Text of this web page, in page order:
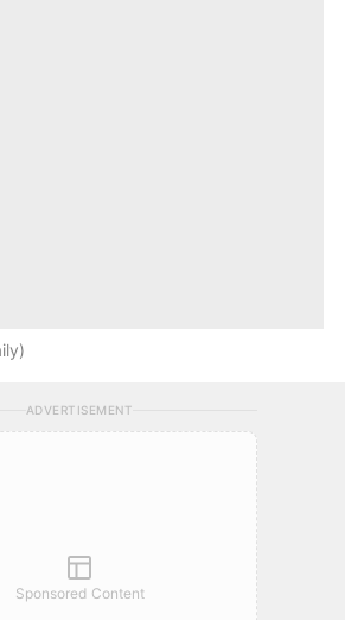
ADVERTISEMENT
Sponsored Content